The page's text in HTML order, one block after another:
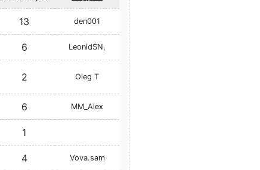
13 den001
6 LeonidSN,
2 Oleg T
6 MM_Alex
1
4 Vova.sam